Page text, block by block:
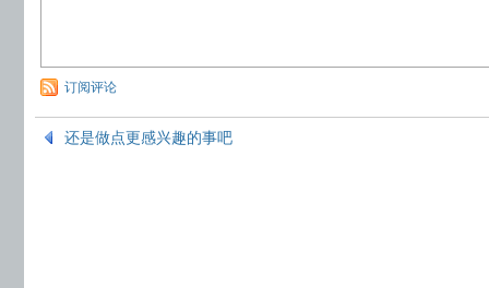
订阅评论
还是做点更感兴趣的事吧